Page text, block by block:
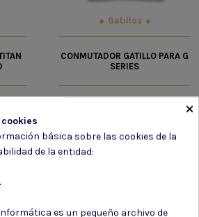
Gatillos
CONMUTADOR GATILLO PARA G
SERIES
7,25 €
a nuestro boletín
×
básica sobre las cookies de la
de la entidad:
es un pequeño archivo de